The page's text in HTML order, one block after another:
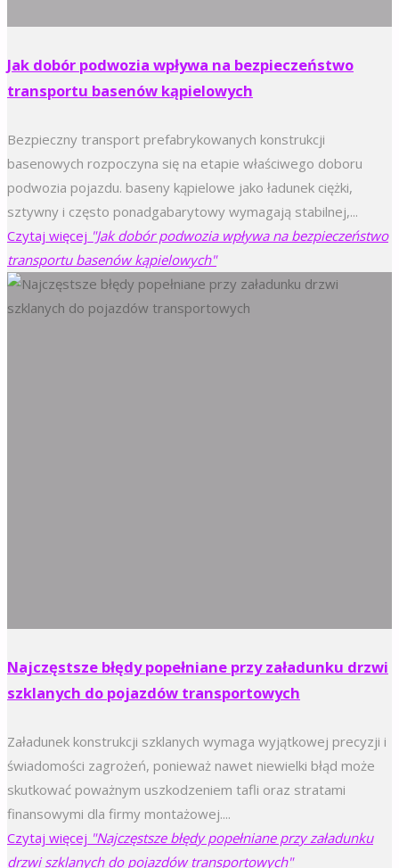
Jak dobór podwozia wpływa na bezpieczeństwo
transportu basenów kąpielowych
Bezpieczny transport prefabrykowanych konstrukcji
basenowych rozpoczyna się na etapie właściwego doboru
podwozia pojazdu. baseny kąpielowe jako ładunek ciężki,
sztywny i często ponadgabarytowy wymagają stabilnej,...
Czytaj więcej "Jak dobór podwozia wpływa na bezpieczeństwo
transportu basenów kąpielowych"
Najczęstsze błędy popełniane przy załadunku drzwi
szklanych do pojazdów transportowych
Załadunek konstrukcji szklanych wymaga wyjątkowej precyzji i
świadomości zagrożeń, ponieważ nawet niewielki błąd może
skutkować poważnym uszkodzeniem tafli oraz stratami
finansowymi dla firmy montażowej....
Czytaj więcej "Najczęstsze błędy popełniane przy załadunku
drzwi szklanych do pojazdów transportowych"